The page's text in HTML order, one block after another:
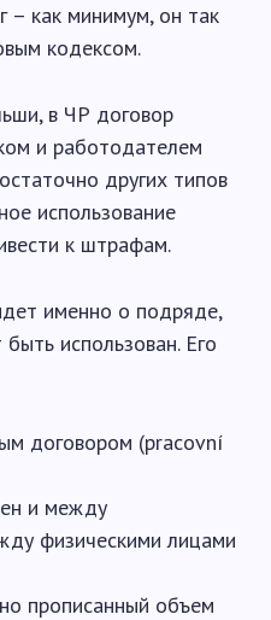
– как минимум, он так
кодексом.
в ЧР договор
и работодателем
других типов
использование
к штрафам.
именно о подряде,
использован. Его
договором (pracovní
и между
физическими лицами
прописанный объем